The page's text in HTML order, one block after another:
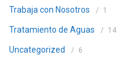
Trabaja con Nosotros 1
Tratamiento de Aguas 14
Uncategorized 6